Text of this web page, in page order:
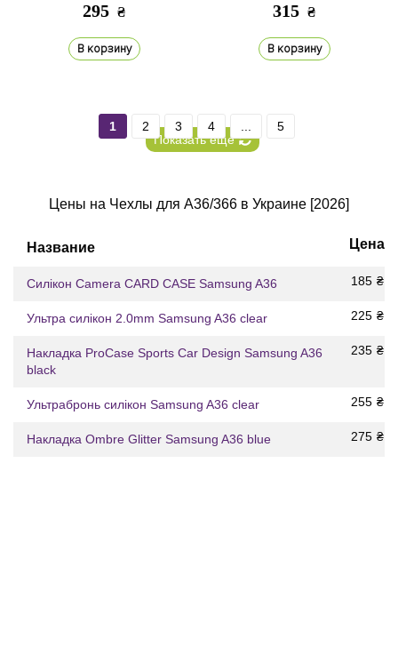
295 ₴
В корзину
315 ₴
В корзину
Показать еще
1 2 3 4 5
Цены на Чехлы для A36/366 в Украине [2026]
Название Цена
Силікон Camera CARD CASE Samsung A36 185 ₴
Ультра силікон 2.0mm Samsung A36 clear 225 ₴
Накладка ProCase Sports Car Design Samsung A36
black
235 ₴
Ультрабронь силікон Samsung A36 clear 255 ₴
Накладка Ombre Glitter Samsung A36 blue 275 ₴